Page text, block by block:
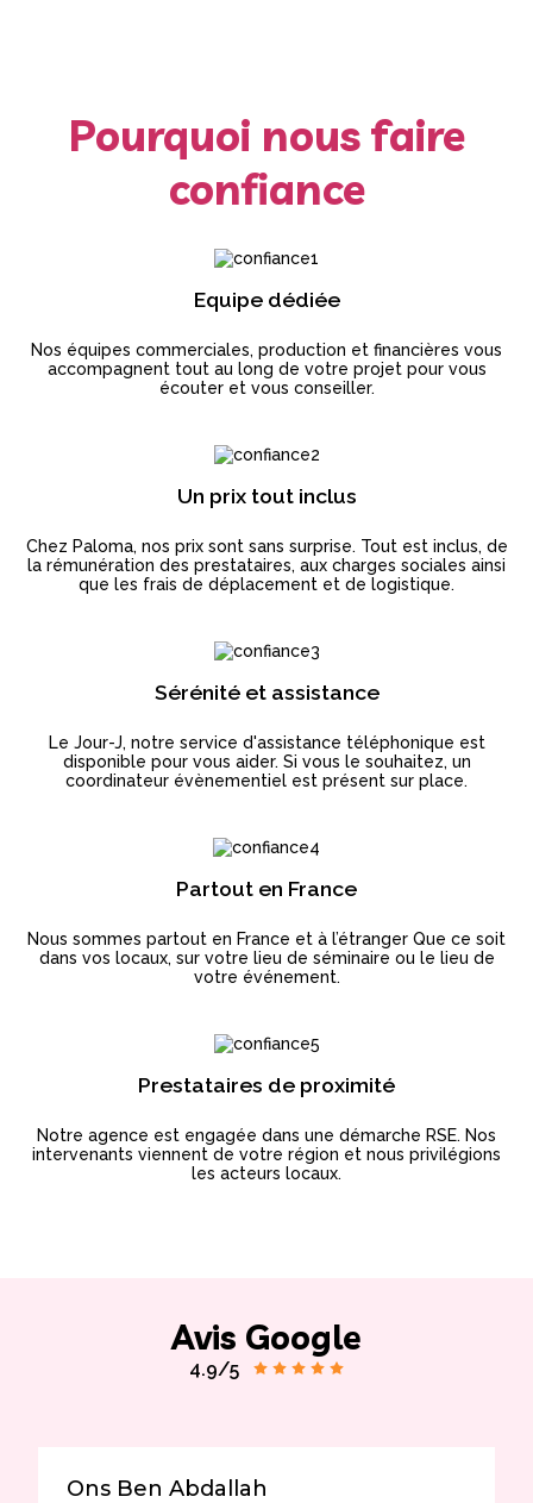
Pourquoi nous faire
confiance
Equipe dédiée
Nos équipes commerciales, production et financières vous
accompagnent tout au long de votre projet pour vous
écouter et vous conseiller.
Un prix tout inclus
Chez Paloma, nos prix sont sans surprise. Tout est inclus, de
la rémunération des prestataires, aux charges sociales ainsi
que les frais de déplacement et de logistique.
Sérénité et assistance
Le Jour-J, notre service d'assistance téléphonique est
disponible pour vous aider. Si vous le souhaitez, un
coordinateur évènementiel est présent sur place.
Partout en France
Nous sommes partout en France et à l’étranger Que ce soit
dans vos locaux, sur votre lieu de séminaire ou le lieu de
votre événement.
Prestataires de proximité
Notre agence est engagée dans une démarche RSE. Nos
intervenants viennent de votre région et nous privilégions
les acteurs locaux.
Avis Google
4.9/5
Ons Ben Abdallah